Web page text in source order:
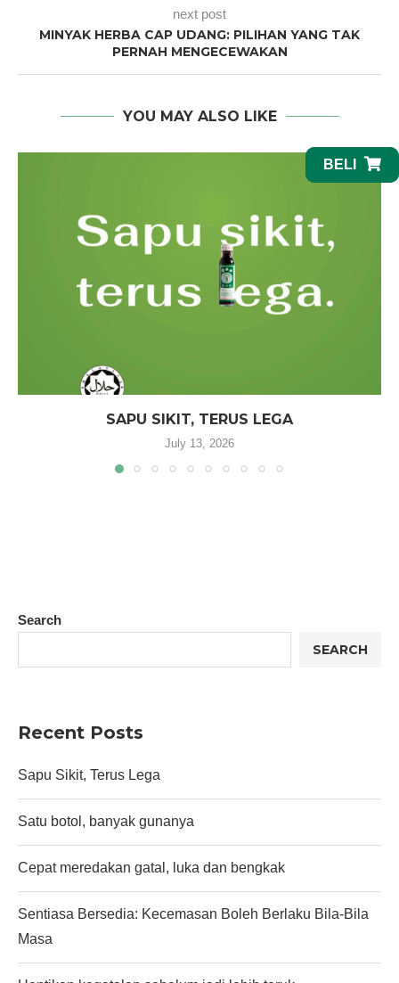
next post
MINYAK HERBA CAP UDANG: PILIHAN YANG TAK
PERNAH MENGECEWAKAN
YOU MAY ALSO LIKE
SAPU SIKIT, TERUS LEGA
July 13, 2026
Search
SEARCH
Recent Posts
Sapu Sikit, Terus Lega
Satu botol, banyak gunanya
Cepat meredakan gatal, luka dan bengkak
Sentiasa Bersedia: Kecemasan Boleh Berlaku Bila-Bila
Masa
BELI